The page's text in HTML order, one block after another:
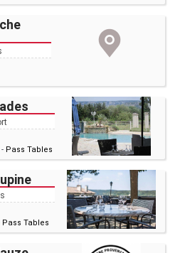
- Pass Tables
Pass Tables